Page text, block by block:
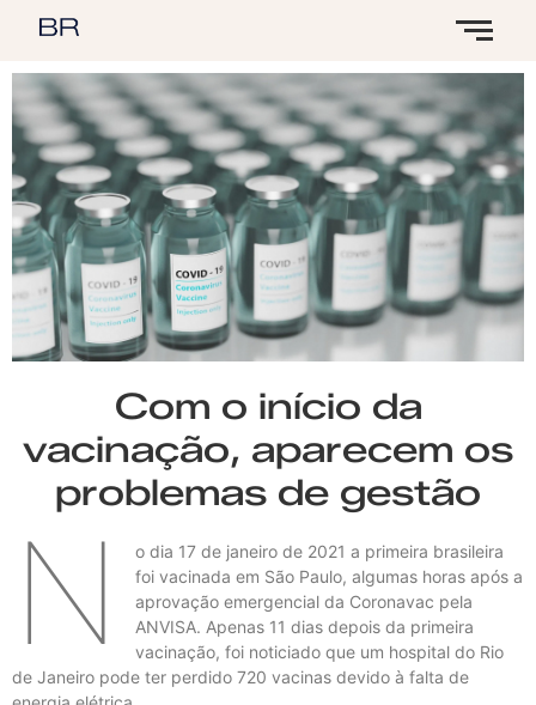
Com o início da
vacinação, aparecem os
problemas de gestão
N
o dia 17 de janeiro de 2021 a primeira brasileira
foi vacinada em São Paulo, algumas horas após a
aprovação emergencial da Coronavac pela
ANVISA. Apenas 11 dias depois da primeira
vacinação, foi noticiado que um hospital do Rio
de Janeiro pode ter perdido 720 vacinas devido à falta de